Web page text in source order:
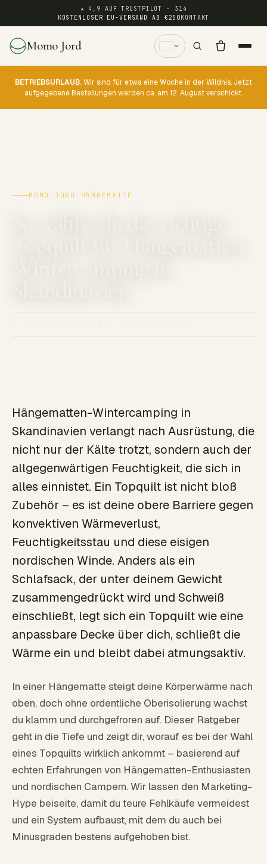
★ 4,9 AUF TRUSTPILOT · 314
KOSTENLOSER EU-VERSAND AB €250KONTAKT
Momo Jord
BETRIEBSURLAUB.Wir sind für etwa eine Woche in der Wildnis. Jetzt
aufgegebene Bestellungen werden ca. am 12. August verschickt.
MOMO JORD HÄNGEMATTE
Hängematten-Wintercamping in
Skandinavien verlangt nach Ausrüstung, die
nicht nur der Kälte trotzt, sondern auch der
allgegenwärtigen Feuchtigkeit, die sich in
alles einnistet. Ein Topquilt ist nicht bloß
Zubehör – es ist deine obere Barriere gegen
konvektiven Wärmeverlust,
Feuchtigkeitsstau und diese eisigen
nordischen Winde. Anders als ein
Schlafsack, der unter deinem Gewicht
zusammengedrückt wird und Schweiß
einschließt, legt sich ein Topquilt wie eine
anpassbare Decke über dich, schließt die
Wärme ein und bleibt dabei atmungsaktiv.
In einer Hängematte steigt deine Körperwärme nach
oben, doch ohne ordentliche Oberisolierung wachst
du klamm und durchgefroren auf. Dieser Ratgeber
geht in die Tiefe und zeigt dir, worauf es bei der Wahl
eines Topquilts wirklich ankommt – basierend auf
echten Erfahrungen von Hängematten-Enthusiasten
und nordischen Campern. Wir lassen den Marketing-
Hype beiseite, damit du teure Fehlkäufe vermeidest
und ein System aufbaust, mit dem du auch bei
Minusgraden bestens aufgehoben bist.